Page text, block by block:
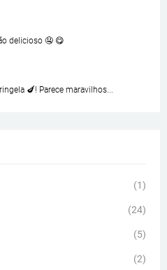
delicioso 🤤 😋
🍆! Parece maravilhos...
(1)
(24)
(5)
(2)